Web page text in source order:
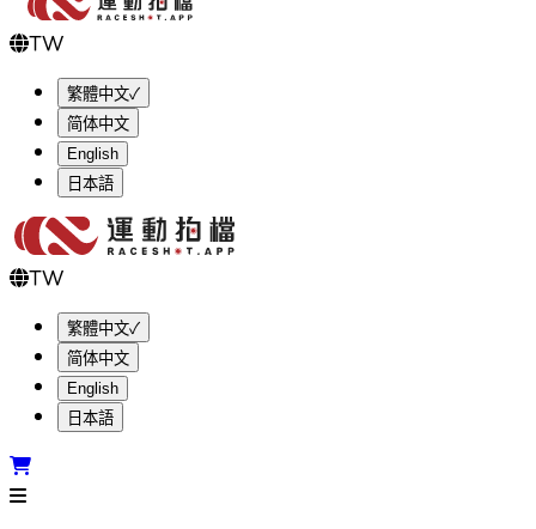
TW
繁體中文✓
简体中文
English
日本語
TW
繁體中文✓
简体中文
English
日本語